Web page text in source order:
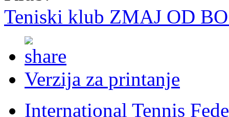
Teniski klub ZMAJ OD
Verzija za printanje
International Tennis